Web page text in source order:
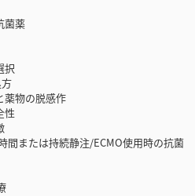
菌薬
択
薬物の脱感作
性
間または持続静注/ECMO使用時の抗菌